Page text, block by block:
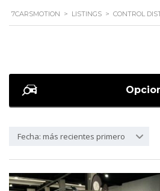
7CARSMOTION > LISTINGS > CONTROL
Fecha: más recientes primero